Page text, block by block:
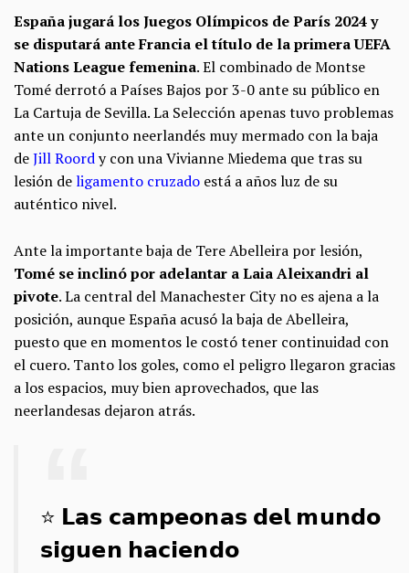
España jugará los Juegos Olímpicos de París 2024y
se disputará ante Francia el título de la primera UEFA
Nations League femenina. El combinado de Montse
Tomé derrotó a Países Bajos por 3-0 ante su público en
La Cartuja de Sevilla. La Selección apenas tuvo problemas
ante un conjunto neerlandés muy mermado con la baja
deJill Roordy con una Vivianne Miedema que tras su
lesión deligamento cruzado está a años luz de su
auténtico nivel.
Ante la importante baja de Tere Abelleira por lesión,
Tomé se inclinó por adelantar a Laia Aleixandri al
pivote. La central del Manachester City no es ajena a la
posición, aunque España acusó la baja de Abelleira,
puesto que en momentos le costó tener continuidad con
el cuero. Tanto los goles, como el peligro llegaron gracias
a los espacios, muy bien aprovechados, que las
neerlandesas dejaron atrás.
⭐️ 𝗟𝗮𝘀 𝗰𝗮𝗺𝗽𝗲𝗼𝗻𝗮𝘀 𝗱𝗲𝗹 𝗺𝘂𝗻𝗱𝗼
𝘀𝗶𝗴𝘂𝗲𝗻 𝗵𝗮𝗰𝗶𝗲𝗻𝗱𝗼